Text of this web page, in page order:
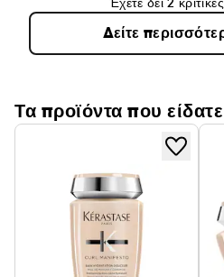
Δείτε
Τα προϊόντα που είδατε